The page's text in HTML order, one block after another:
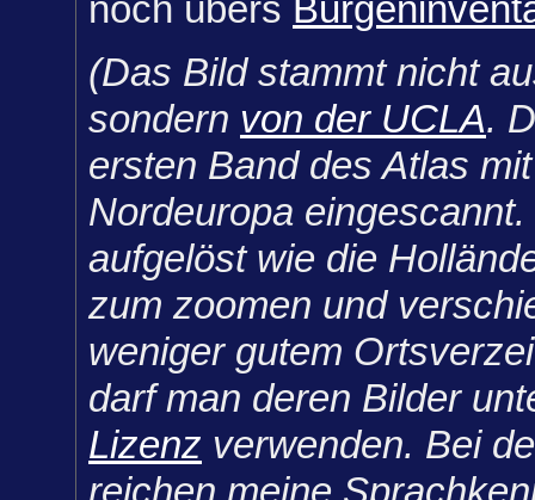
(Das Bild stammt nicht
sondern von der UCLA.
ersten Band des Atlas
Nordeuropa
aufgelöst wie die
zum zoomen und
weniger gutem
darf man deren Bilder
Lizenz verwenden. Bei